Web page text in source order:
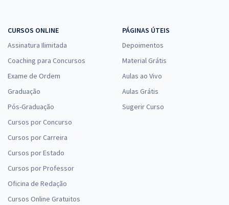
CURSOS ONLINE
Assinatura Ilimitada
Coaching para Concursos
Exame de Ordem
Graduação
Pós-Graduação
Cursos por Concurso
Cursos por Carreira
Cursos por Estado
Cursos por Professor
Oficina de Redação
Cursos Online Gratuitos
PÁGINAS ÚTEIS
Depoimentos
Material Grátis
Aulas ao Vivo
Aulas Grátis
Sugerir Curso